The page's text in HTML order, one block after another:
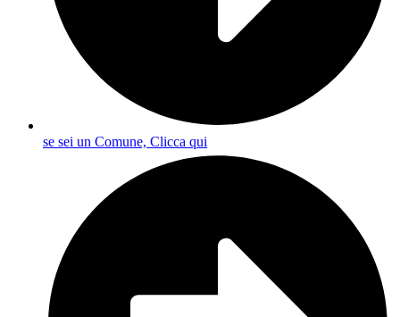
se sei un Comune, Clicca qui